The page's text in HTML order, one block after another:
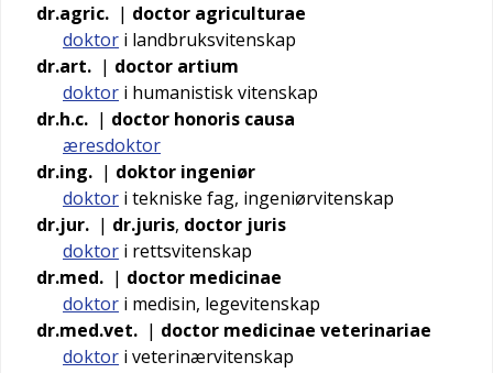
dr.agric. | doctor agriculturae
doktor i landbruksvitenskap
dr.art. | doctor artium
doktor i humanistisk vitenskap
dr.h.c. | doctor honoris causa
æresdoktor
dr.ing. | doktor ingeniør
doktor i tekniske fag, ingeniørvitenskap
dr.jur. | dr.juris, doctor juris
doktor i rettsvitenskap
dr.med. | doctor medicinae
doktor i medisin, legevitenskap
dr.med.vet. | doctor medicinae veterinariae
doktor i veterinærvitenskap